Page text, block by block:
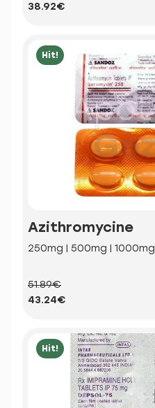
38.92€
Hit!
Azithromycine
250mg | 500mg | 1000mg
51.89€
43.24€
Hit!